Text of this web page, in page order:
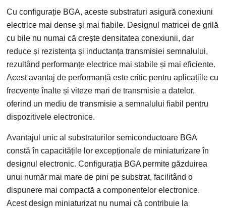
Cu configurație BGA, aceste substraturi asigură conexiuni
electrice mai dense și mai fiabile. Designul matricei de grilă
cu bile nu numai că crește densitatea conexiunii, dar
reduce și rezistența și inductanța transmisiei semnalului,
rezultând performanțe electrice mai stabile și mai eficiente.
Acest avantaj de performanță este critic pentru aplicațiile cu
frecvențe înalte și viteze mari de transmisie a datelor,
oferind un mediu de transmisie a semnalului fiabil pentru
dispozitivele electronice.
Avantajul unic al substraturilor semiconductoare BGA
constă în capacitățile lor excepționale de miniaturizare în
designul electronic. Configurația BGA permite găzduirea
unui număr mai mare de pini pe substrat, facilitând o
dispunere mai compactă a componentelor electronice.
Acest design miniaturizat nu numai că contribuie la